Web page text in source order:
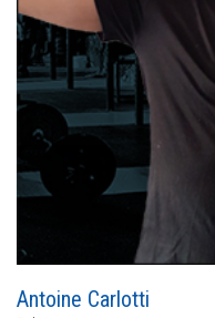
Antoine Carlotti